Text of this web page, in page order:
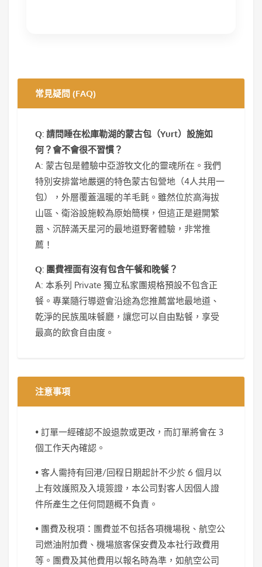
常見疑問 (FAQ)
Q: 請問睡在松庫勒湖的蒙古包（Yurt）設施如
何？會不會很不習慣？
A: 蒙古包是體驗中亞游牧文化的靈魂所在。我們
特別安排當地嚴選的特色蒙古包營地（4人共用一
包），外層覆蓋溫暖的羊毛氈。雖然位於高海拔
山區、衛浴設施較為原始簡樸，但這正是避開繁
囂、沉醉滿天星河的最地道野奢體驗，非常推
薦！
Q: 團費裡面有沒有包含午餐和晚餐？
A: 本系列 Private 獨立私家團規格預設不包含正
餐。專業隨行導遊會沿途為您推薦當地最地道、
乾淨的民族風味餐廳，讓您可以自由點餐，享受
最高的飲食自由度。
注意事項
• 訂單一經確認不設退款或更改，而訂單將會在 3
個工作天內確認。
• 客人需持有回港/回程日期起計不少於 6 個月以
上有效護照及入境簽證，本公司對客人因個人證
件所產生之任何問題概不負責。
• 團費及稅項：團費並不包括各項機場稅、航空公
司燃油附加費、機場旅客保安費及本社行政費用
等。團費及其他費用以報名時為準，如航空公司